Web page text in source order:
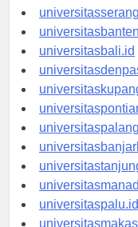
universitasbali.id
universitaspalu.id